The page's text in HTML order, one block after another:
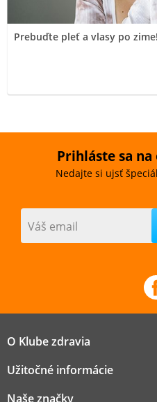
Prebuďte pleť a vlasy po
Prihláste sa
Nedajte si ujsť
Váš email
O Klube zdravia
Užitočné informácie
Naše značky